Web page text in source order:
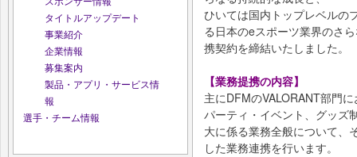
タイトルアップデート
事業紹介
企業情報
募集案内
製品・アプリ・サービス情
報
選手・チーム情報
ひいては国内トップレベルの
る日本のeスポーツ業界のさ
携契約を締結いたしました。
【業務提携の内容】
主にDFMのVALORANT部門
パーティ・イベント、グッズ
大に係る業務全般について、
した業務連携を行います。